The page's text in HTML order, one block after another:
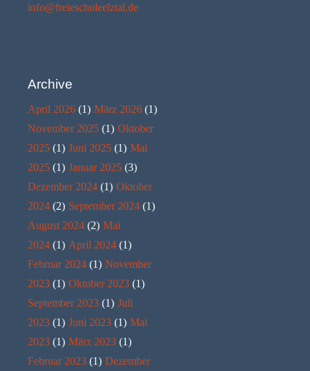
info@freieschuleelztal.de
Archive
April 2026 (1) März 2026 (1)
November 2025 (1) Oktober
2025 (1) Juni 2025 (1) Mai
2025 (1) Januar 2025 (3)
Dezember 2024 (1) Oktober
2024 (2) September 2024 (1)
August 2024 (2) Mai
2024 (1) April 2024 (1)
Februar 2024 (1) November
2023 (1) Oktober 2023 (1)
September 2023 (1) Juli
2023 (1) Juni 2023 (1) Mai
2023 (1) März 2023 (1)
Februar 2023 (1) Dezember